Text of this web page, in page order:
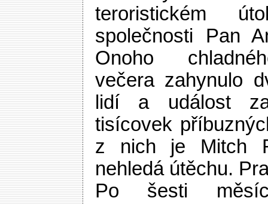
teroristickém
společnosti Pan
Onoho
večera zahynulo
lidí a událost
tisícovek
z nich je Mitch
nehledá útěchu.
Po šesti